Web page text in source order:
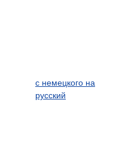
с немецкого на
русский